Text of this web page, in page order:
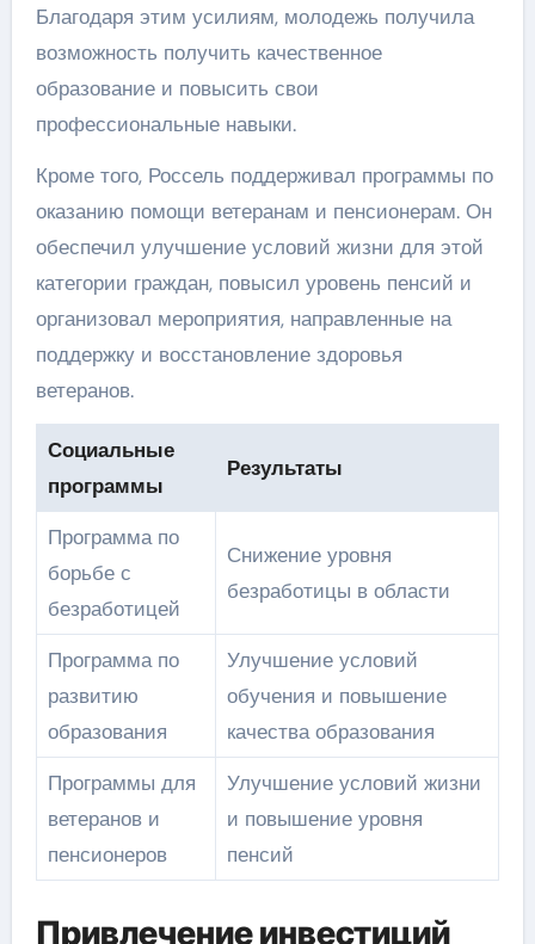
Благодаря этим усилиям, молодежь получила
возможность получить качественное
образование и повысить свои
профессиональные навыки.
Кроме того, Россель поддерживал программы по
оказанию помощи ветеранам и пенсионерам. Он
обеспечил улучшение условий жизни для этой
категории граждан, повысил уровень пенсий и
организовал мероприятия, направленные на
поддержку и восстановление здоровья
ветеранов.
Социальные
программы
Результаты
Программа по
борьбе с
безработицей
Снижение уровня
безработицы в области
Программа по
развитию
образования
Улучшение условий
обучения и повышение
качества образования
Программы для
ветеранов и
пенсионеров
Улучшение условий жизни
и повышение уровня
пенсий
Привлечение инвестиций